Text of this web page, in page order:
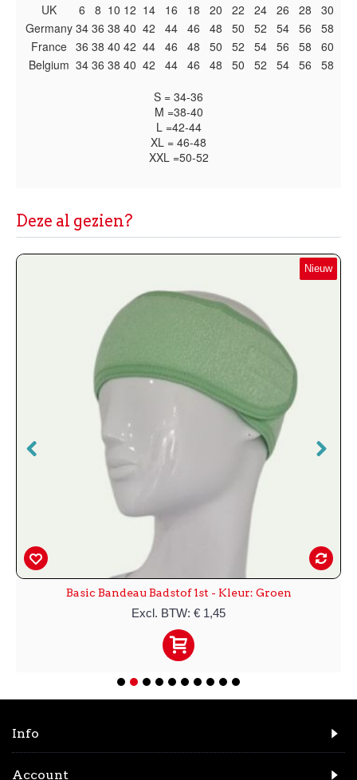
UK 6 8 10 12 14 16 18 20 22 24 26 28
30
Germany 34 36 38 40 42 44 46 48 50 52 54 56
58
France 36 38 40 42 44 46 48 50 52 54 56 58
60
Belgium 34 36 38 40 42 44 46 48 50 52 54 56
58
S = 34-36
M =38-40
L =42-44
XL = 46-48
XXL =50-52
Deze al gezien?
Nieuw
Basic Bandeau Badstof 1st - Kleur: Groen
Excl. BTW: € 1,45
Info
Account